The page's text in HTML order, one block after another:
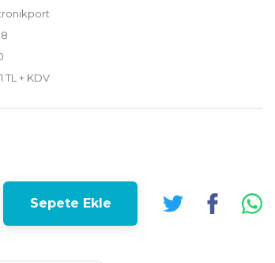
TL + KDV
Sepete Ekle